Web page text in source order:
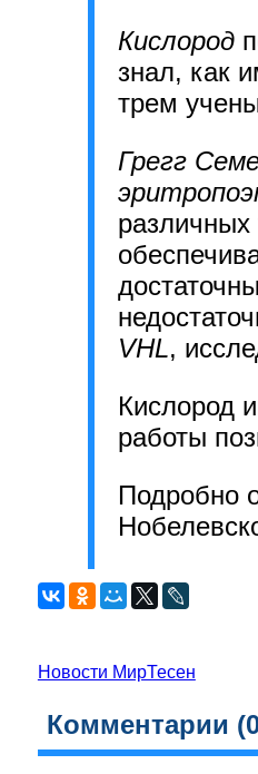
Кислород
знал, как
трем
Грегг
различных
VHL,
Кислород
работы
Подробно
Новости МирТесен
Комментарии (